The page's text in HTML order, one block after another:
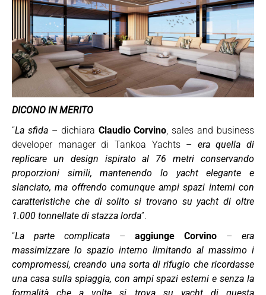
DICONO IN MERITO
“La sfida– dichiara Claudio Corvino, sales and business
developer manager di Tankoa Yachts – era quella di
replicare un design ispirato al 76 metri conservando
proporzioni simili, mantenendo lo yacht elegante e
slanciato, ma offrendo comunque ampi spazi interni con
caratteristiche che di solito si trovano su yacht di oltre
1.000 tonnellate di stazza lorda”.
“La parte complicata – aggiunge Corvino – era
massimizzare lo spazio interno limitando al massimo i
compromessi, creando una sorta di rifugio che ricordasse
una casa sulla spiaggia, con ampi spazi esterni e senza la